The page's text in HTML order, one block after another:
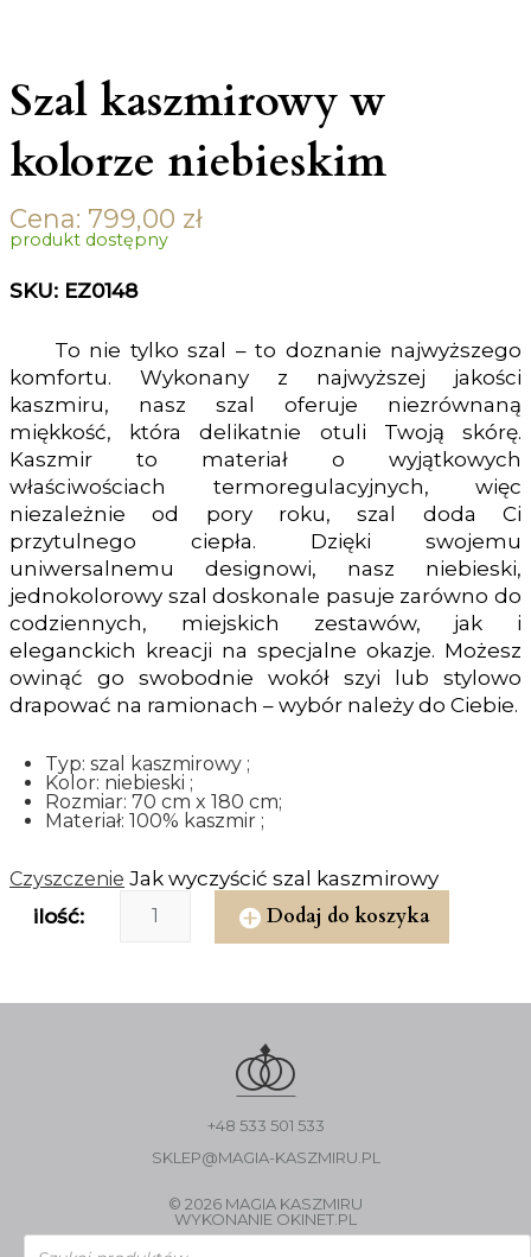
Szal kaszmirowy w
kolorze niebieskim
Cena: 799,00 zł
produkt dostępny
SKU: EZ0148
To nie tylko szal – to doznanie najwyższego
komfortu. Wykonany z najwyższej jakości
kaszmiru, nasz szal oferuje niezrównaną
miękkość, która delikatnie otuli Twoją skórę.
Kaszmir to materiał o wyjątkowych
właściwościach termoregulacyjnych, więc
niezależnie od pory roku, szal doda Ci
przytulnego ciepła. Dzięki swojemu
uniwersalnemu designowi, nasz niebieski,
jednokolorowy szal doskonale pasuje zarówno do
codziennych, miejskich zestawów, jak i
eleganckich kreacji na specjalne okazje. Możesz
owinąć go swobodnie wokół szyi lub stylowo
drapować na ramionach – wybór należy do Ciebie.
Typ: szal kaszmirowy ;
Kolor: niebieski ;
Rozmiar: 70 cm x 180 cm;
Materiał: 100% kaszmir ;
Czyszczenie Jak wyczyścić szal kaszmirowy
ilość:
Dodaj do koszyka
+48 533 501 533
SKLEP@MAGIA-KASZMIRU.PL
© 2026 MAGIA KASZMIRU
WYKONANIE OKINET.PL
Wyszukiwarka